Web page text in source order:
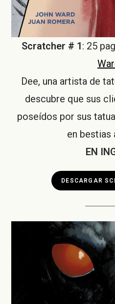
Scratcher # 1: 25
Dee, una artista de
descubre que sus
poseídos por sus
en bestias
EN
DESCARGAR